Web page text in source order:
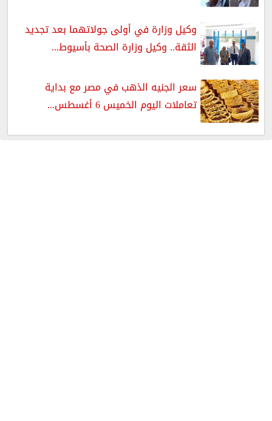
وكيل وزارة في أولى جولاتهما بعد تجديد
الثقة.. وكيل وزارة الصحة بأسيوط...
سعر الجنيه الذهب في مصر مع بداية
تعاملات اليوم الخميس 6 أغسطس...